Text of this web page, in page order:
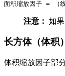
注意： 如
长方体（体积
体积缩放因子部